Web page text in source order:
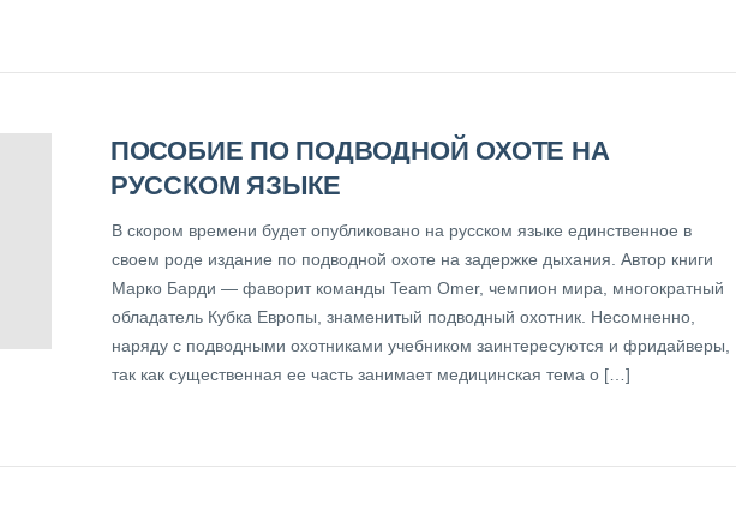
ПОСОБИЕ ПО ПОДВОДНОЙ ОХОТЕ НА
РУССКОМ ЯЗЫКЕ
В скором времени будет опубликовано на русском языке единственное в
своем роде издание по подводной охоте на задержке дыхания. Автор книги
Марко Барди — фаворит команды Team Omer, чемпион мира, многократный
обладатель Кубка Европы, знаменитый подводный охотник. Несомненно,
наряду с подводными охотниками учебником заинтересуются и фридайверы,
так как существенная ее часть занимает медицинская тема о […]